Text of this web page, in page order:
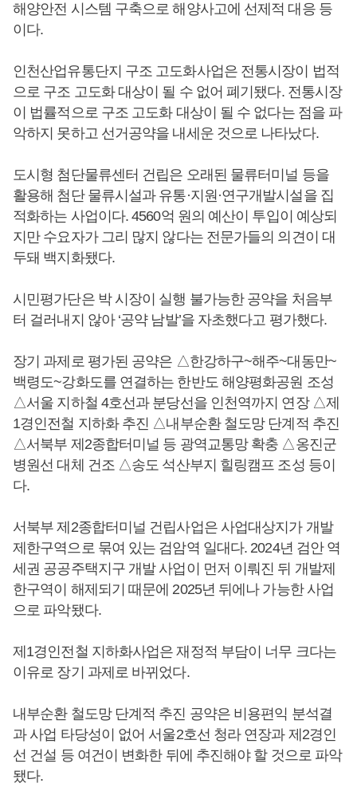
해양안전 시스템 구축으로 해양사고에 선제적 대응 등
이다.
인천산업유통단지 구조 고도화사업은 전통시장이 법적
으로 구조 고도화 대상이 될 수 없어 폐기됐다. 전통시장
이 법률적으로 구조 고도화 대상이 될 수 없다는 점을 파
악하지 못하고 선거공약을 내세운 것으로 나타났다.
도시형 첨단물류센터 건립은 오래된 물류터미널 등을
활용해 첨단 물류시설과 유통·지원·연구개발시설을 집
적화하는 사업이다. 4560억 원의 예산이 투입이 예상되
지만 수요자가 그리 많지 않다는 전문가들의 의견이 대
두돼 백지화됐다.
시민평가단은 박 시장이 실행 불가능한 공약을 처음부
터 걸러내지 않아 ‘공약 남발’을 자초했다고 평가했다.
장기 과제로 평가된 공약은 △한강하구~해주~대동만~
백령도~강화도를 연결하는 한반도 해양평화공원 조성
△서울 지하철 4호선과 분당선을 인천역까지 연장 △제
1경인전철 지하화 추진 △내부순환 철도망 단계적 추진
△서북부 제2종합터미널 등 광역교통망 확충 △옹진군
병원선 대체 건조 △송도 석산부지 힐링캠프 조성 등이
다.
서북부 제2종합터미널 건립사업은 사업대상지가 개발
제한구역으로 묶여 있는 검암역 일대다. 2024년 검안 역
세권 공공주택지구 개발 사업이 먼저 이뤄진 뒤 개발제
한구역이 해제되기 때문에 2025년 뒤에나 가능한 사업
으로 파악됐다.
제1경인전철 지하화사업은 재정적 부담이 너무 크다는
이유로 장기 과제로 바뀌었다.
내부순환 철도망 단계적 추진 공약은 비용편익 분석결
과 사업 타당성이 없어 서울2호선 청라 연장과 제2경인
선 건설 등 여건이 변화한 뒤에 추진해야 할 것으로 파악
됐다.